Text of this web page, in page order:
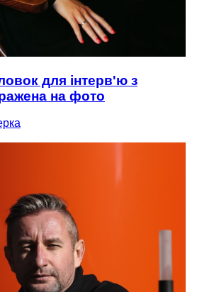
для інтерв'ю з
на фото